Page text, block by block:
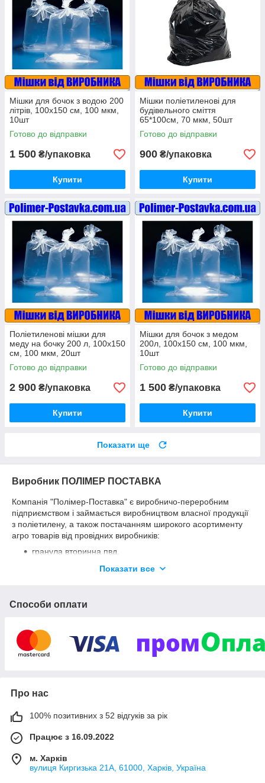
Мішки для бочок з водою 200
літрів, 100х150 см, 100 мкм,
10шт
Готово до відправки
1 500 ₴/упаковка
Купити
Мішки поліетиленові для
будівельного сміття
65*100см, 70 мкм, 50шт
Готово до відправки
900 ₴/упаковка
Купити
Поліетиленові мішки для
меду на бочку 200 л, 100х150
см, 100 мкм, 20шт
Готово до відправки
2 900 ₴/упаковка
Купити
Мішки для бочок з медом
200л, 100х150 см, 100 мкм,
10шт
Готово до відправки
1 500 ₴/упаковка
Купити
Показати ще
Виробник ПОЛІМЕР ПОСТАВКА
Компанія "Полімер-Поставка" є виробничо-переробним
підприємством і займається виробництвом власної продукції
з поліетилену, а також постачанням широкого асортименту
агро товарів від провідних виробників:
гранула вторинна пвд,
плівка поліетиленова,
пакети пакувальні,
крапельна стрічка,
системи поливальні.
України, а також здійснює ЕКСПОРТ у країни найближчого
Литва, Латвія, Румунія, Угорщина, Словаччина, Словенія,
Польща, Італія, Греція, Іспанія, Португалія, Франція.
Показати все
Способи оплати
Про нас
100% позитивних з 52 відгуків за рік
Працює з 16.09.2022
м. Харків
вулиця Киргизька 21А, 61000, Харків, Україна